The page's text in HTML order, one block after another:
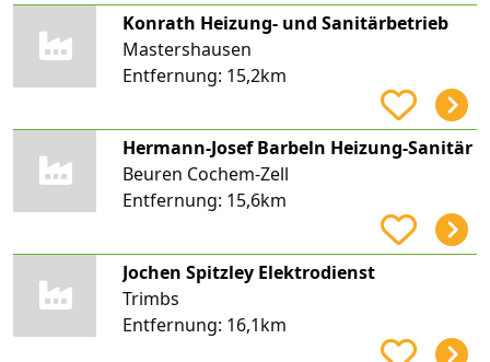
Konrath Heizung- und Sanitärbetrieb
Mastershausen
Entfernung: 15,2km
Hermann-Josef Barbeln Heizung-Sanitär
Beuren Cochem-Zell
Entfernung: 15,6km
Jochen Spitzley Elektrodienst
Trimbs
Entfernung: 16,1km